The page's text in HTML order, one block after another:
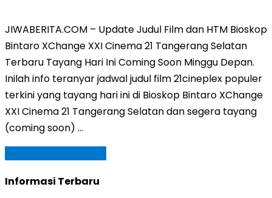
JIWABERITA.COM – Update Judul Film dan HTM Bioskop
Bintaro XChange XXI Cinema 21 Tangerang Selatan
Terbaru Tayang Hari Ini Coming Soon Minggu Depan.
Inilah info teranyar jadwal judul film 21cineplex populer
terkini yang tayang hari ini di Bioskop Bintaro XChange
XXI Cinema 21 Tangerang Selatan dan segera tayang
(coming soon) …
Informasi Terbaru